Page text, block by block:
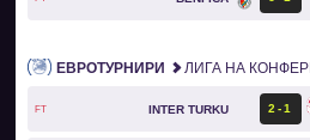
ЕВРОТУРНИРИ ЛИГА НА
FT INTER TURKU 2 1